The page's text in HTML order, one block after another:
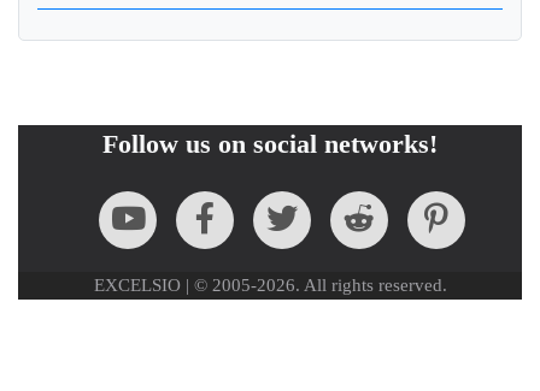
Follow us on social networks!
EXCELSIO | © 2005-2026. All rights reserved.